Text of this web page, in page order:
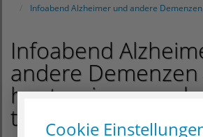
Infoabend Alzheimer und andere
Infoabend
andere Demenzen
heute wissen und
tun können
Cookie